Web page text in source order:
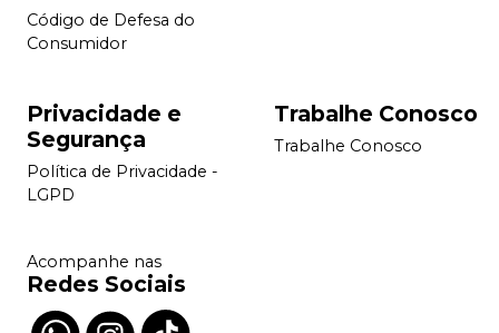
Código de Defesa do
Consumidor
Privacidade e
Segurança
Política de Privacidade -
LGPD
Trabalhe Conosco
Trabalhe Conosco
Acompanhe nas
Redes Sociais